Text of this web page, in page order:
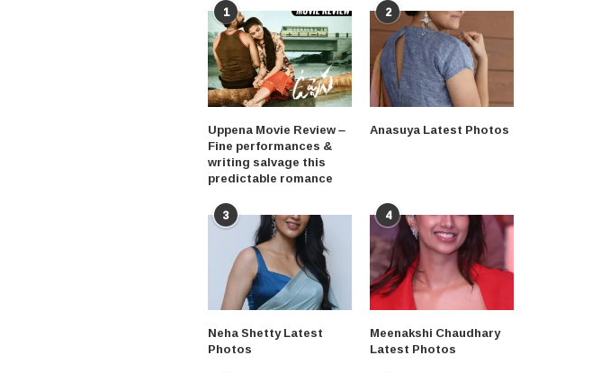
1
Uppena Movie Review –
Fine performances &
writing salvage this
predictable romance
2
Anasuya Latest Photos
3
Neha Shetty Latest
Photos
4
Meenakshi Chaudhary
Latest Photos